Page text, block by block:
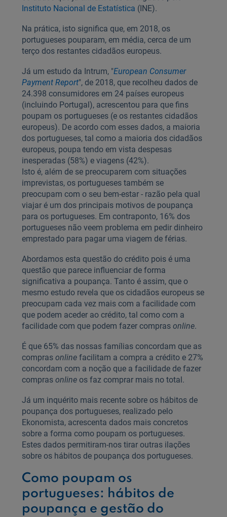
Instituto Nacional de Estatística (INE).
Na prática, isto significa que, em 2018, os
portugueses pouparam, em média, cerca de um
terço dos restantes cidadãos europeus.
Já um estudo da Intrum, "European Consumer
Payment Report", de 2018, que recolheu dados de
24.398 consumidores em 24 países europeus
(incluindo Portugal), acrescentou para que fins
poupam os portugueses (e os restantes cidadãos
europeus). De acordo com esses dados, a maioria
dos portugueses, tal como a maioria dos cidadãos
europeus, poupa tendo em vista despesas
inesperadas (58%) e viagens (42%).
Isto é, além de se preocuparem com situações
imprevistas, os portugueses também se
preocupam com o seu bem-estar - razão pela qual
viajar é um dos principais motivos de poupança
para os portugueses. Em contraponto, 16% dos
portugueses não veem problema em pedir dinheiro
emprestado para pagar uma viagem de férias.
Abordamos esta questão do crédito pois é uma
questão que parece influenciar de forma
significativa a poupança. Tanto é assim, que o
mesmo estudo revela que os cidadãos europeus se
preocupam cada vez mais com a facilidade com
que podem aceder ao crédito, tal como com a
facilidade com que podem fazer compras online.
É que 65% das nossas famílias concordam que as
compras onlinefacilitam a compra a crédito e 27%
concordam com a noção que a facilidade de fazer
compras onlineos faz comprar mais no total.
Já um inquérito mais recente sobre os hábitos de
poupança dos portugueses, realizado pelo
Ekonomista, acrescenta dados mais concretos
sobre a forma como poupam os portugueses.
Estes dados permitiram-nos tirar outras ilações
sobre os hábitos de poupança dos portugueses.
Como poupam os
portugueses: hábitos de
poupança e gestão do